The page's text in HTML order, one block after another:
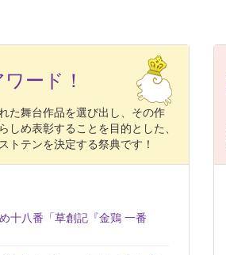
ード！
た舞台作品を選び出し、その作
しめ表彰することを目的とした、
トテンを決定する祭典です！
十八番「草創記『金鶏 一番